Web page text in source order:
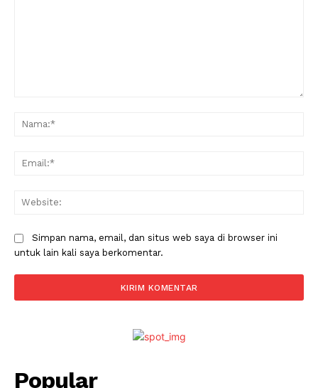
Simpan nama, email, dan situs web saya di browser ini
untuk lain kali saya berkomentar.
Popular